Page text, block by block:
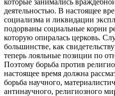
деятельностью. В настоящее
социализма и ликвидации
подорваны социальные корни
которую опиралась церковь.
большинстве, как
теперь лояльные позиции по
Поэтому борьба против
настоящее время должна
борьба научного,
антинаучного, религиозного